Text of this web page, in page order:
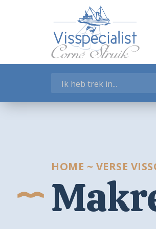
Gerookte Visspecialiteiten
Kant-en-klaar
Schelpdieren
Verse vissoorten
Zeegroenten
Winkelmand
HOME ~ VERSE